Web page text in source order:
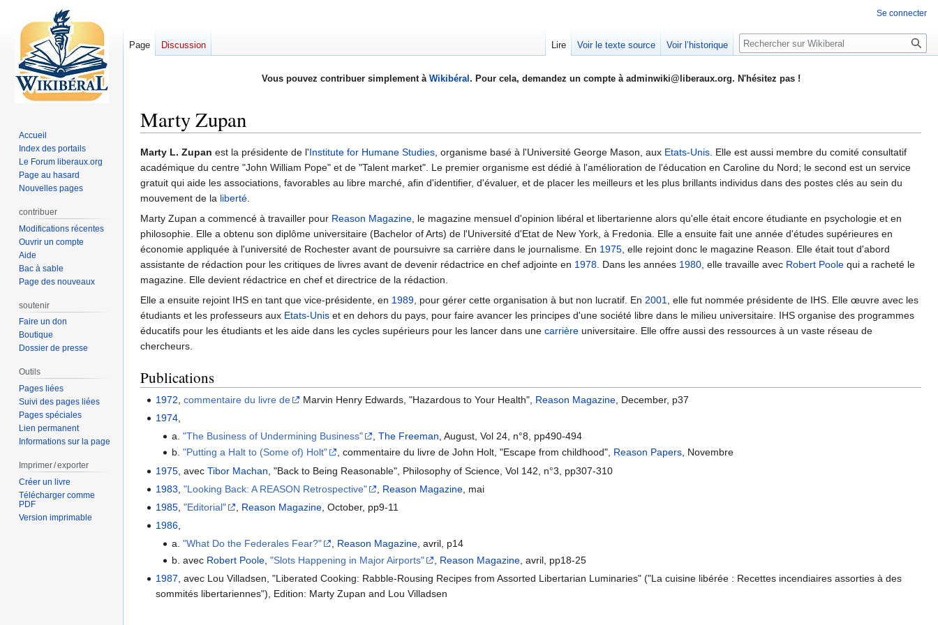
Vous pouvez contribuer simplement à Wikibéral . Pour cela, demandez un compte à adminwiki@liberaux.org. N'hésitez pas !
Marty Zupan
Aller
à
la
navigation
Aller
à
la
recherche
Marty L. Zupan est la présidente de l'Institute for Humane Studies, organisme basé à l'Université George Mason, aux Etats-Unis. Elle est aussi membre du comité consultatif
académique du centre "John William Pope" et de "Talent market". Le premier organisme est dédié à l'amélioration de l'éducation en Caroline du Nord; le second est un service
gratuit qui aide les associations, favorables au libre marché, afin d'identifier, d'évaluer, et de placer les meilleurs et les plus brillants individus dans des postes clés au sein du
mouvement de la liberté.
Marty Zupan a commencé à travailler pour Reason Magazine, le magazine mensuel d'opinion libéral et libertarienne alors qu'elle était encore étudiante en psychologie et en
philosophie. Elle a obtenu son diplôme universitaire (Bachelor of Arts) de l'Université d'Etat de New York, à Fredonia. Elle a ensuite fait une année d'études supérieures en
économie appliquée à l'université de Rochester avant de poursuivre sa carrière dans le journalisme. En 1975, elle rejoint donc le magazine Reason. Elle était tout d'abord
assistante de rédaction pour les critiques de livres avant de devenir rédactrice en chef adjointe en 1978. Dans les années 1980, elle travaille avec Robert Poole qui a racheté le
magazine. Elle devient rédactrice en chef et directrice de la rédaction.
Elle a ensuite rejoint IHS en tant que vice-présidente, en 1989, pour gérer cette organisation à but non lucratif. En 2001, elle fut nommée présidente de IHS. Elle œuvre avec les
étudiants et les professeurs aux Etats-Unis et en dehors du pays, pour faire avancer les principes d'une société libre dans le milieu universitaire. IHS organise des programmes
éducatifs pour les étudiants et les aide dans les cycles supérieurs pour les lancer dans une carrière universitaire. Elle offre aussi des ressources à un vaste réseau de
chercheurs.
Publications
1972 ,commentaire du livre de Marvin Henry Edwards, "Hazardous to Your Health", Reason Magazine , December, p37
1974
a. "The Business of Undermining Business" The Freeman , August, Vol 24, n°8, pp490-494
b. "Putting a Halt to (Some of) Holt" , commentaire du livre de John Holt, "Escape from childhood", Reason Papers, Novembre
1975 , avecTibor Machan , "Back to Being Reasonable", Philosophy of Science, Vol 142, n°3, pp307-310
1983 ,"Looking Back: A REASON Retrospective" Reason Magazine , mai
1985 ,"Editorial" Reason Magazine , October, pp9-11
1986,
a. "What Do the Federales Fear?" , Reason Magazine, avril, p14
b. avec Robert Poole, "Slots Happening in Major Airports" Reason Magazine, avril, pp18-25
1987 , avec Lou Villadsen, "Liberated Cooking: Rabble-Rousing Recipes from Assorted Libertarian Luminaries" ("La cuisine libérée : Recettes incendiaires assorties à des
sommités libertariennes"), Edition: Marty Zupan and Lou Villadsen
Se connecter
Page Discussion Lire Voir le texte source Voir l’historique Rechercher
Accueil
Index des portails
Le Forum liberaux.org
Page au hasard
Nouvelles pages
contribuer
Modifications récentes
Ouvrir un compte
Aide
Bac à sable
Page des nouveaux
soutenir
Faire un don
Boutique
Dossier de presse
Outils
Pages liées
Suivi des pages liées
Pages spéciales
Lien permanent
Informations sur la page
Imprimer / exporter
Créer un livre
Télécharger comme
PDF
Version imprimable